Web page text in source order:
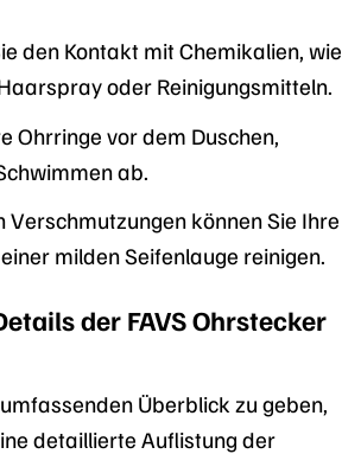
den Kontakt mit Chemikalien, wie
oder Reinigungsmitteln.
Ohrringe vor dem Duschen,
ab.
Verschmutzungen können Sie Ihre
milden Seifenlauge reinigen.
der FAVS Ohrstecker
Überblick zu geben,
detaillierte Auflistung der